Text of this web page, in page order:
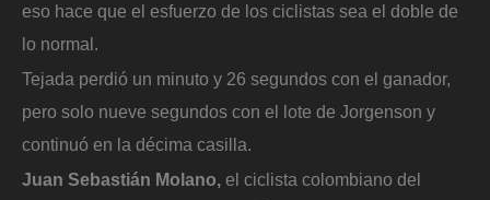
eso hace que el esfuerzo de los ciclistas sea el doble de
lo normal.
Tejada perdió un minuto y 26 segundos con el ganador,
pero solo nueve segundos con el lote de Jorgenson y
continuó en la décima casilla.
Juan Sebastián Molano, el ciclista colombiano del